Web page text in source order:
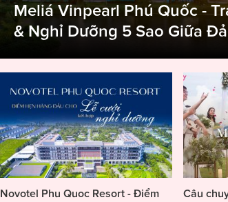
Meliá Vinpearl Phú Quốc -
& Nghỉ Dưỡng 5 Sao Giữa
Novotel Phu Quoc Resort - Điểm
Câu